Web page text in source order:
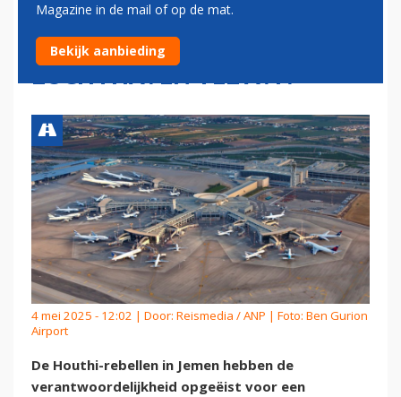
RAKETAANVAL OP
INTERNATIONALE
LUCHTHAVEN TEL AVIV
4 mei 2025 - 12:02 | Door: Reismedia / ANP | Foto: Ben Gurion
Airport
De Houthi-rebellen in Jemen hebben de
verantwoordelijkheid opgeëist voor een
Magazine in de mail of op de mat.
Bekijk aanbieding